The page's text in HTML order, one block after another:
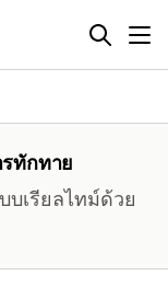
ทักทาย
เรียลไทม์ด้วย